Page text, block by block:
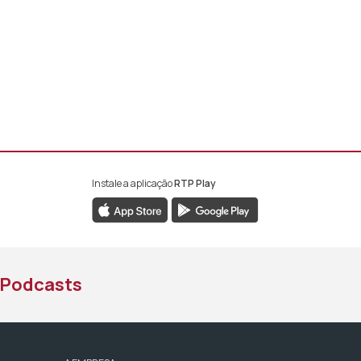
da RTP África
da RTP África
YouTube da RTP África
Instale a aplicaçãoRTP Play
Podcasts